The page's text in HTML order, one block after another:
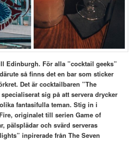
Edinburgh. För alla ”cocktail geeks”
så finns det en bar som sticker
Det är cocktailbaren ”The
sig på att servera drycker
fantasifulla teman. Stig in i
originalet till serien Game of
pälsplädar och svärd serveras
inpirerade från The Seven